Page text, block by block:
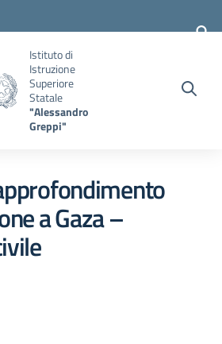
Istituto di
Istruzione
Superiore
Statale
"Alessandro
Greppi"
a Gaza –